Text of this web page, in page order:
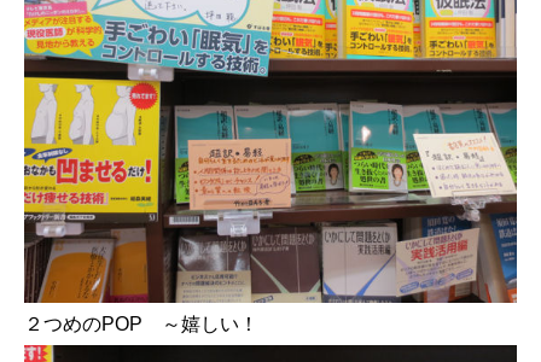
２つめのPOP ～嬉しい！